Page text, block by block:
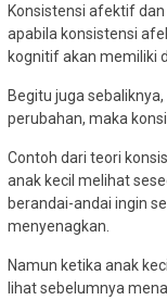
Konsistensi afektif
apabila konsistensi
kognitif akan memiliki
Begitu juga
perubahan, maka
Contoh dari teori
anak kecil melihat
berandai-andai ingin
menyenagkan.
Namun ketika anak
lihat sebelumnya